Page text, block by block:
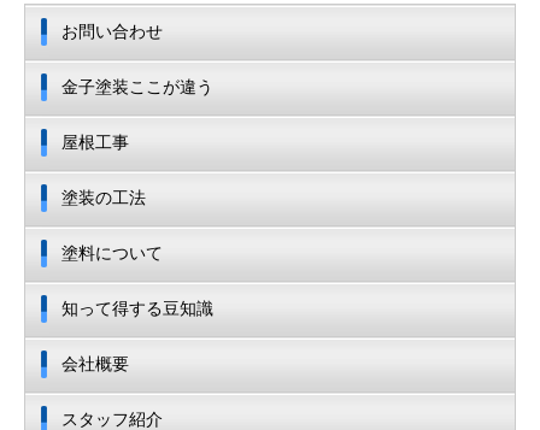
お問い合わせ
金子塗装ここが違う
屋根工事
塗装の工法
塗料について
知って得する豆知識
会社概要
スタッフ紹介